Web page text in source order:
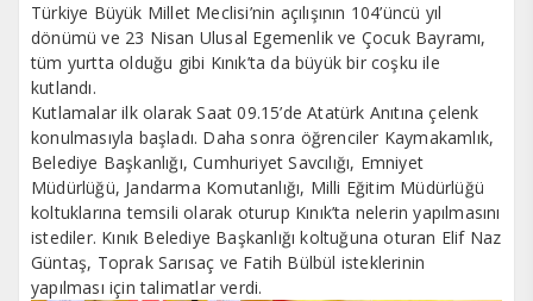
Türkiye Büyük Millet Meclisi’nin açılışının 104’üncü yıl
dönümü ve 23 Nisan Ulusal Egemenlik ve Çocuk Bayramı,
tüm yurtta olduğu gibi Kınık’ta da büyük bir coşku ile
kutlandı.
Kutlamalar ilk olarak Saat 09.15’de Atatürk Anıtına çelenk
konulmasıyla başladı. Daha sonra öğrenciler Kaymakamlık,
Belediye Başkanlığı, Cumhuriyet Savcılığı, Emniyet
Müdürlüğü, Jandarma Komutanlığı, Milli Eğitim Müdürlüğü
koltuklarına temsili olarak oturup Kınık’ta nelerin yapılmasını
istediler. Kınık Belediye Başkanlığı koltuğuna oturan Elif Naz
Güntaş, Toprak Sarısaç ve Fatih Bülbül isteklerinin
yapılması için talimatlar verdi.